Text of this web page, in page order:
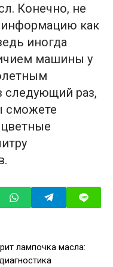
Конечно, не
информацию как
иногда
машины у
следующий раз,
сможете
лампочка масла: